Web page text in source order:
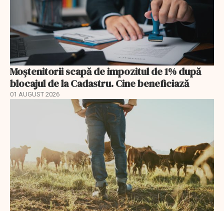
Moștenitorii scapă de impozitul de 1% după
blocajul de la Cadastru. Cine beneficiază
01 AUGUST 2026